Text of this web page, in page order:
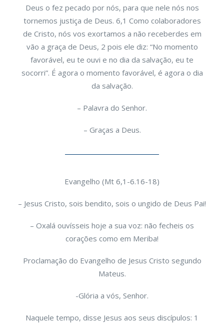
Deus o fez pecado por nós, para que nele nós nos
tornemos justiça de Deus. 6,1 Como colaboradores
de Cristo, nós vos exortamos a não receberdes em
vão a graça de Deus, 2 pois ele diz: “No momento
favorável, eu te ouvi e no dia da salvação, eu te
socorri”. É agora o momento favorável, é agora o dia
da salvação.
– Palavra do Senhor.
– Graças a Deus.
Evangelho (Mt 6,1-6.16-18)
– Jesus Cristo, sois bendito, sois o ungido de Deus Pai!
– Oxalá ouvísseis hoje a sua voz: não fecheis os
corações como em Meriba!
Proclamação do Evangelho de Jesus Cristo segundo
Mateus.
-Glória a vós, Senhor.
Naquele tempo, disse Jesus aos seus discípulos: 1